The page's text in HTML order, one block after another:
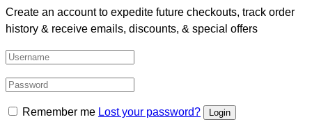
Create an account to expedite future checkouts, track order
history & receive emails, discounts, & special offers
Remember me Lost your password?